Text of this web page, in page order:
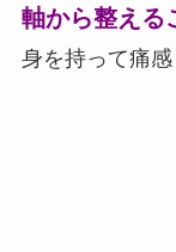
軸から整える
身を持って痛感